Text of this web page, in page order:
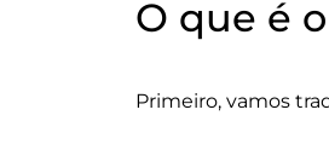
O que é
Primeiro, vamos